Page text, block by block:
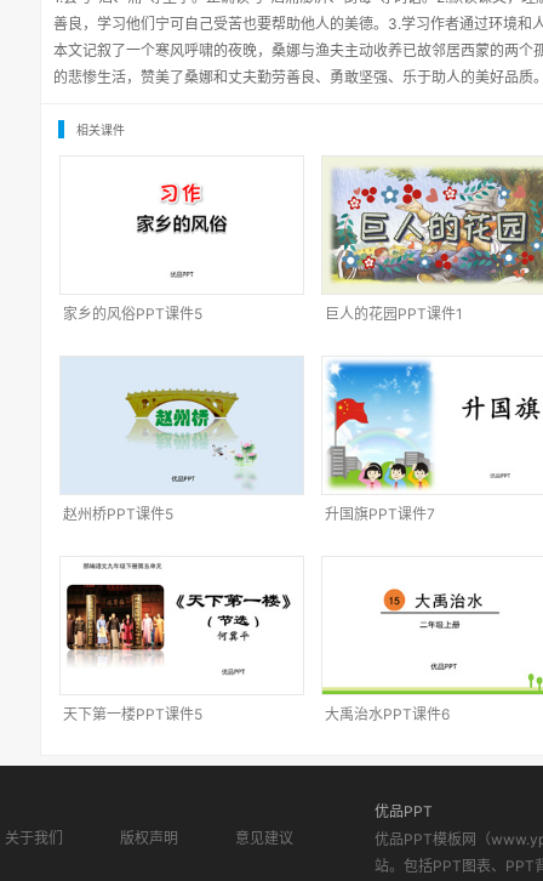
善良，学习他们宁可自己受苦也要帮助他人的美德。3.学习作者通过环境和
本文记叙了一个寒风呼啸的夜晚，桑娜与渔夫主动收养已故邻居西蒙的两
的悲惨生活，赞美了桑娜和丈夫勤劳善良、勇敢坚强、乐于助人的美好品质
相关课件
家乡的风俗PPT课件5 巨人的花园PPT课件1
赵州桥PPT课件5 升国旗PPT课件7
天下第一楼PPT课件5 大禹治水PPT课件6
关于我们 版权声明 意见建议
优品PPT
优品PPT模板网（
站。包括PPT图表、PPT